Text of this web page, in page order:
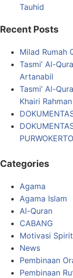
Recent Posts
Milad Rumah
Tasmi’ Al-
Artanabil
Tasmi’ Al-
Khairi Rahman
PURWOKERTO
Categories
Agama
Agama Islam
Al-Quran
CABANG
Motivasi
News
Pembinaan
Pembinaan